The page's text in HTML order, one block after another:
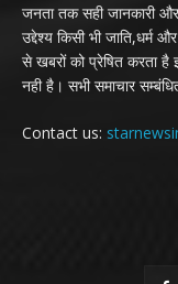
जनता तक सही जानकारी
उद्देश्य किसी भी जाति,धर्म
से खबरों को प्रेषित करता है
नही है। सभी समाचार
Contact us: